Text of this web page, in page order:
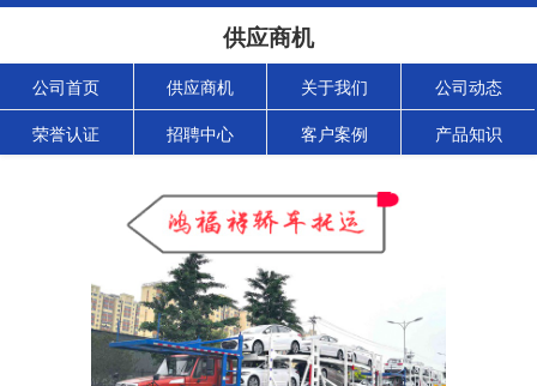
供应商机
公司首页 供应商机 关于我们 公司动态
荣誉认证 招聘中心 客户案例 产品知识